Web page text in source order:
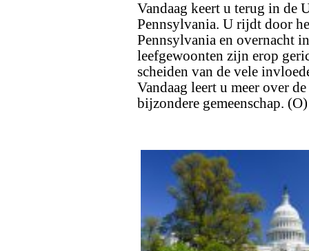
Vandaag keert u terug in de
Pennsylvania. U rijdt door
Pennsylvania en overnacht
leefgewoonten zijn erop
scheiden van de vele
Vandaag leert u meer over
bijzondere gemeenschap. (O)